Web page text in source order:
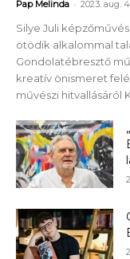
Pap Melinda - 2023. aug. 4.
Silye Juli
ötödik alkalommal
Gondolatébresztő
kreatív önismeret
művészi hitvallásáról